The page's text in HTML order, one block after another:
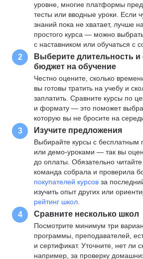
уровне, многие платформы
тесты или вводные уроки. Если
знаний пока не хватает, лучше
простого курса — можно
с наставником или обучаться с
2
Выберите длительность и
бюджет на обучение
Честно оцените, сколько
вы готовы тратить на учебу и
заплатить. Сравните курсы по
и формату — это поможет
которую вы не бросите на
3 Изучите предложения
Выбирайте курсы с бесплатным
или демо-уроками — так вы
до оплаты. Обязательно
команда собрала и проверила
покупателей курсов за
изучить опыт других или
рейтинг школ
4 Сравните несколько школ
Посмотрите минимум три
программы, преподавателей,
и сертификат. Уточните, нет ли
например, за проверку